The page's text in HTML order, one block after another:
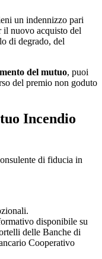
un indennizzo pari
il nuovo acquisto del
di degrado, del
del mutuo, puoi
del premio non goduto
Incendio
di fiducia in
disponibile su
delle Banche di
Cooperativo